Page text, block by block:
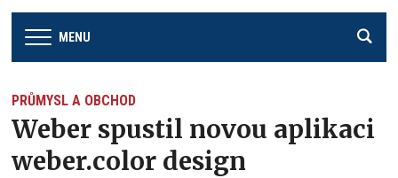
MENU
PRŮMYSL A OBCHOD
Weber spustil novou aplikaci
weber.color design